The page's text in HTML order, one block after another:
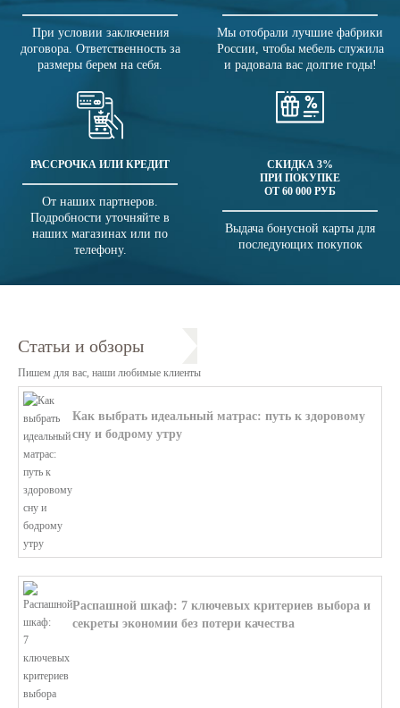
При условии заключения
договора. Ответственность за
размеры берем на себя.
Мы отобрали лучшие фабрики
России, чтобы мебель служила
и радовала вас долгие годы!
РАССРОЧКА ИЛИ КРЕДИТ
От наших партнеров.
Подробности уточняйте в
наших магазинах или по
телефону.
СКИДКА 3%
ПРИ ПОКУПКЕ
ОТ 60 000 РУБ
Выдача бонусной карты для
последующих покупок
Статьи и обзоры
Пишем для вас, наши любимые клиенты
Как выбрать идеальный матрас: путь к здоровому
сну и бодрому утру
Распашной шкаф: 7 ключевых критериев выбора и
секреты экономии без потери качества